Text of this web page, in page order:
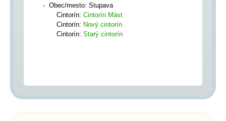
Obec/mesto: Stupava
Cintorín: Cintorín Mást
Cintorín: Nový cintorín
Cintorín: Starý cintorín